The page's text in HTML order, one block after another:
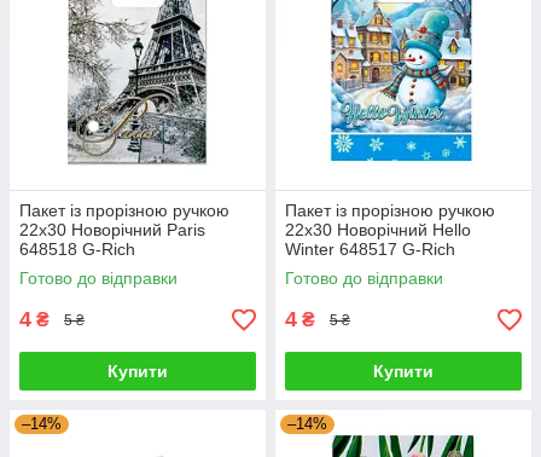
Пакет із прорізною ручкою
22х30 Новорічний Paris
648518 G-Rich
Готово до відправки
4 ₴ 5 ₴
Купити
Пакет із прорізною ручкою
22х30 Новорічний Hello
Winter 648517 G-Rich
Готово до відправки
4 ₴ 5 ₴
Купити
–14% –14%